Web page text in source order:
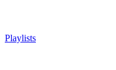
Playlists